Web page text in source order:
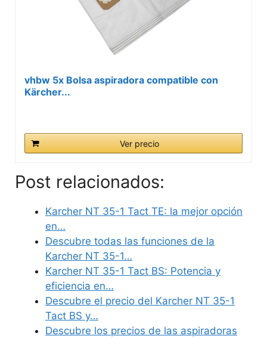
vhbw 5x Bolsa aspiradora compatible con
Kärcher...
Ver precio
Post relacionados:
Karcher NT 35-1 Tact TE: la mejor opción
en…
Descubre todas las funciones de la
Karcher NT 35-1…
Karcher NT 35-1 Tact BS: Potencia y
eficiencia en…
Descubre el precio del Karcher NT 35-1
Tact BS y…
Descubre los precios de las aspiradoras